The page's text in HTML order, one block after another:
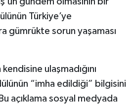
Türkiye’ye
gümrükte sorun yaşaması
ulaşmadığını
“imha edildiği” bilgisini
açıklama sosyal medyada